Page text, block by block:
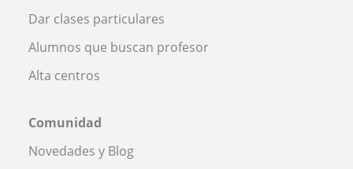
Dar clases particulares
Alumnos que buscan profesor
Alta centros
Comunidad
Novedades y Blog